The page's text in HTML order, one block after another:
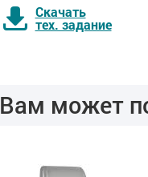
Скачать
тех. задание
Вам может